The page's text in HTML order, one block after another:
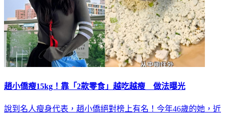
趙小僑瘦15kg！靠「2款零食」越吃越瘦 做法曝光
說到名人瘦身代表，趙小僑絕對榜上有名！今年46歲的她，近